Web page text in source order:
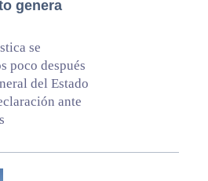
genera
se
poco después
del Estado
ante